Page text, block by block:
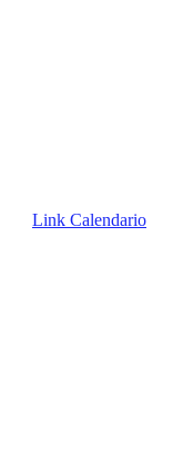
Link Calendario